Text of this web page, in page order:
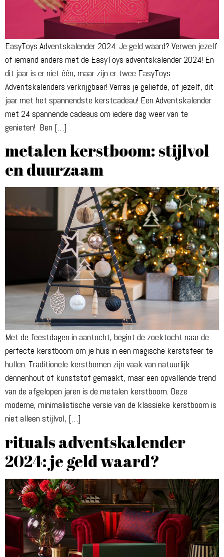
EasyToys Adventskalender 2024: Je geld waard? Verwen jezelf
of iemand anders met de EasyToys adventskalender 2024! En
dit jaar is er niet één, maar zijn er twee EasyToys
Adventskalenders verkrijgbaar! Verras je geliefde, of jezelf, dit
jaar met het spannendste kerstcadeau! Een Adventskalender
met 24 spannende cadeaus om iedere dag weer van te
genieten! Ben […]
metalen kerstboom: stijlvol
en duurzaam
Met de feestdagen in aantocht, begint de zoektocht naar de
perfecte kerstboom om je huis in een magische kerstsfeer te
hullen. Traditionele kerstbomen zijn vaak van natuurlijk
dennenhout of kunststof gemaakt, maar een opvallende trend
van de afgelopen jaren is de metalen kerstboom. Deze
moderne, minimalistische versie van de klassieke kerstboom is
niet alleen stijlvol, […]
rituals adventskalender
2024: je geld waard?